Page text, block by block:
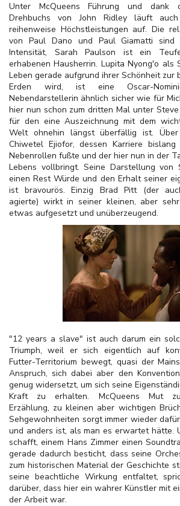
Unter McQueens Führung und dank
Drehbuchs von John Ridley läuft
reihenweise Höchstleistungen auf. Die
von Paul Dano und Paul Giamatti sind
Intensität, Sarah Paulson ist ein
erhabenen Hausherrin. Lupita Nyong'o als
Leben gerade aufgrund ihrer Schönheit zur
Erden wird, ist eine Oscar-
Nebendarstellerin ähnlich sicher wie für
hier nun schon zum dritten Mal unter
für den eine Auszeichnung mit dem
Welt ohnehin längst überfällig ist.
Chiwetel Ejiofor, dessen Karriere bislang
Nebenrollen fußte und der hier nun in der
Lebens vollbringt. Seine Darstellung von
einen Rest Würde und den Erhalt seiner
ist bravourös. Einzig Brad Pitt (der
agierte) wirkt in seiner kleinen, aber
etwas aufgesetzt und unüberzeugend.
"12 years a slave" ist auch darum ein
Triumph, weil er sich eigentlich auf
Futter-Territorium bewegt, quasi der
Anspruch, sich dabei aber den
genug widersetzt, um sich seine
Kraft zu erhalten. McQueens Mut
Erzählung, zu kleinen aber wichtigen
Sehgewohnheiten sorgt immer wieder
und anders ist, als man es erwartet hätte.
schafft, einem Hans Zimmer einen
gerade dadurch besticht, dass seine
zum historischen Material der Geschichte
seine beachtliche Wirkung entfaltet,
darüber, dass hier ein wahrer Künstler mit
der Arbeit war.